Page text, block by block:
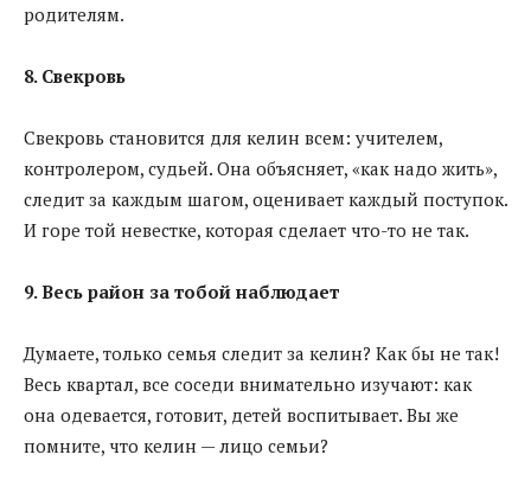
родителям.
8. Свекровь
Свекровь становится для келин всем: учителем,
контролером, судьей. Она объясняет, «как надо жить»,
следит за каждым шагом, оценивает каждый поступок.
И горе той невестке, которая сделает что-то не так.
9. Весь район за тобой наблюдает
Думаете, только семья следит за келин? Как бы не так!
Весь квартал, все соседи внимательно изучают: как
она одевается, готовит, детей воспитывает. Вы же
помните, что келин — лицо семьи?